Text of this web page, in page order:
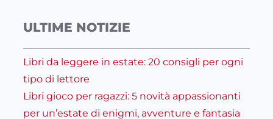
ULTIME NOTIZIE
Libri da leggere in estate: 20 consigli per ogni
tipo di lettore
Libri gioco per ragazzi: 5 novità appassionanti
per un’estate di enigmi, avventure e fantasia